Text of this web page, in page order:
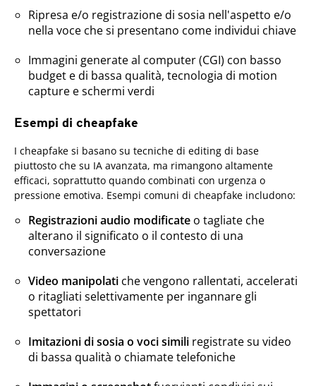
Ripresa e/o registrazione di sosia nell'aspetto e/o
nella voce che si presentano come individui chiave
Immagini generate al computer (CGI) con basso
budget e di bassa qualità, tecnologia di motion
capture e schermi verdi
Esempi di cheapfake
I cheapfake si basano su tecniche di editing di base
piuttosto che su IA avanzata, ma rimangono altamente
efficaci, soprattutto quando combinati con urgenza o
pressione emotiva. Esempi comuni di cheapfake includono:
Registrazioni audio modificate o tagliate che
alterano il significato o il contesto di una
conversazione
Video manipolati che vengono rallentati, accelerati
o ritagliati selettivamente per ingannare gli
spettatori
Imitazioni di sosia o voci simili registrate su video
di bassa qualità o chiamate telefoniche